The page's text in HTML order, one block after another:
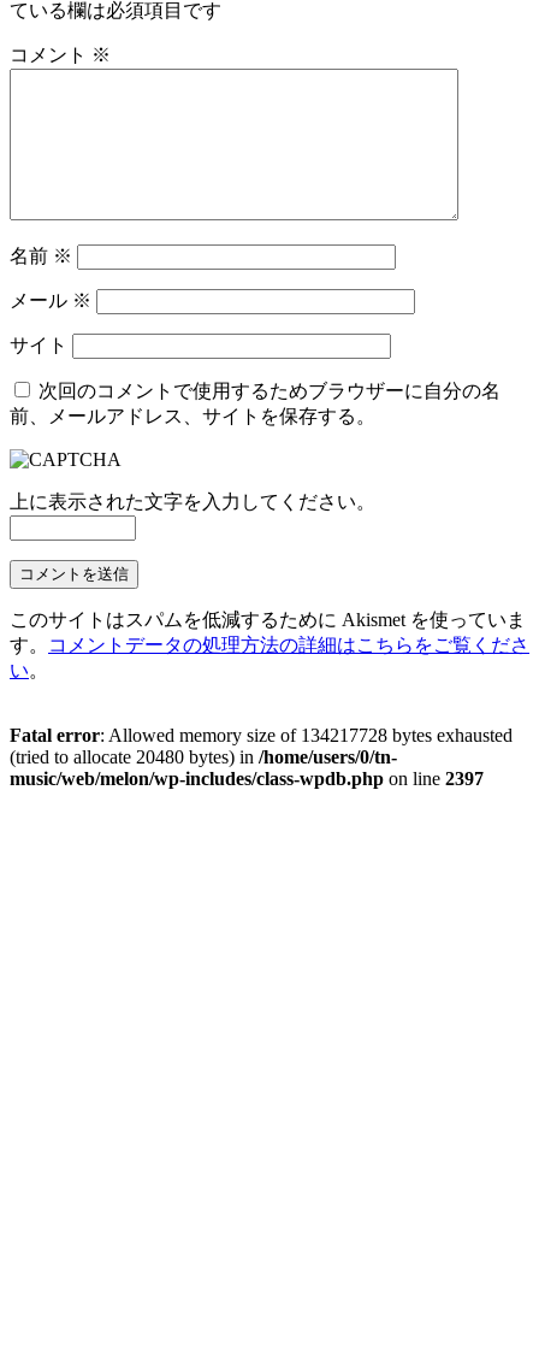
ている欄は必須項目です
コメント ※
名前 ※
メール ※
サイト
次回のコメントで使用するためブラウザーに自分の名
前、メールアドレス、サイトを保存する。
上に表示された文字を入力してください。
このサイトはスパムを低減するために Akismet を使っていま
す。
コメントデータの処理方法の詳細はこちらをご覧くださ
い。
Fatal error: Allowed memory size of 134217728 bytes exhausted
(tried to allocate 20480 bytes) in /home/users/0/tn-
music/web/melon/wp-includes/class-wpdb.php on line 2397